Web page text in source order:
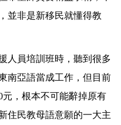
並非是新移民就懂得教
人員培訓班時，聽到很多
南亞語當成工作，但目前
元，根本不可能辭掉原有
住民教母語意願的一大主